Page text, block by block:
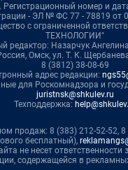
Регистрационный номер и
- ЭЛ № ФС 77 - 78819 от
с ограниченной
ТЕХНОЛОГИИ"
редактор: Назарчук
Омск, ул. Т. К.
8 (3812) 38-08-69
адрес редакции:
для Роскомнадзора и
juristnsk@shkulev.ru
Техподдержка:
продаж: 8 (383) 212-52-52,
бесплатный),
не несет ответственности
содержащейся в